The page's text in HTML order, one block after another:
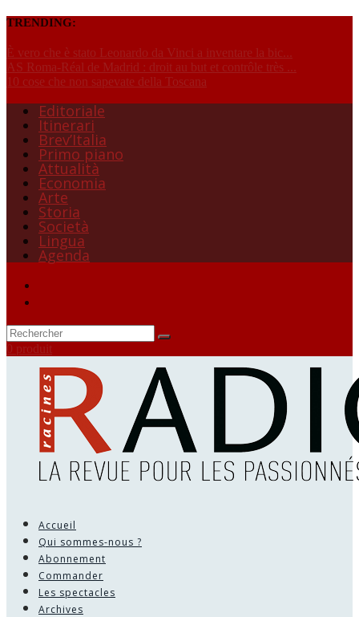
TRENDING:
È vero che è stato Leonardo da Vinci a inventare la bic...
AS Roma-Réal de Madrid : droit au but et contrôle très ...
10 cose che non sapevate della Toscana
Editoriale
Itinerari
Brev’Italia
Primo piano
Attualità
Economia
Arte
Storia
Società
Lingua
Agenda
0 produit
Accueil
Qui sommes-nous ?
Abonnement
Commander
Les spectacles
Archives